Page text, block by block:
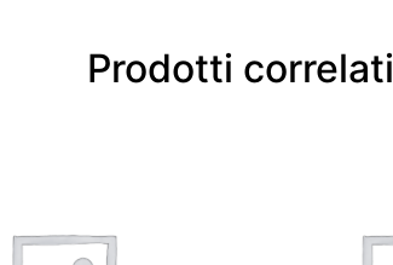
Prodotti correlati